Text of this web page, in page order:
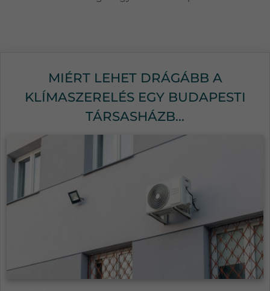
MIÉRT LEHET DRÁGÁBB A
KLÍMASZERELÉS EGY BUDAPESTI
TÁRSASHÁZB...